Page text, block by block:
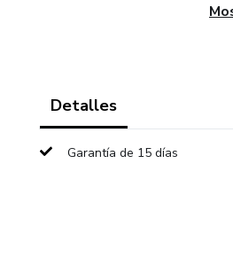
Detalles
Garantía de 15 días